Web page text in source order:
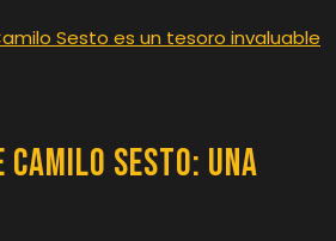
Sesto es un tesoro invaluable
Sesto: Una